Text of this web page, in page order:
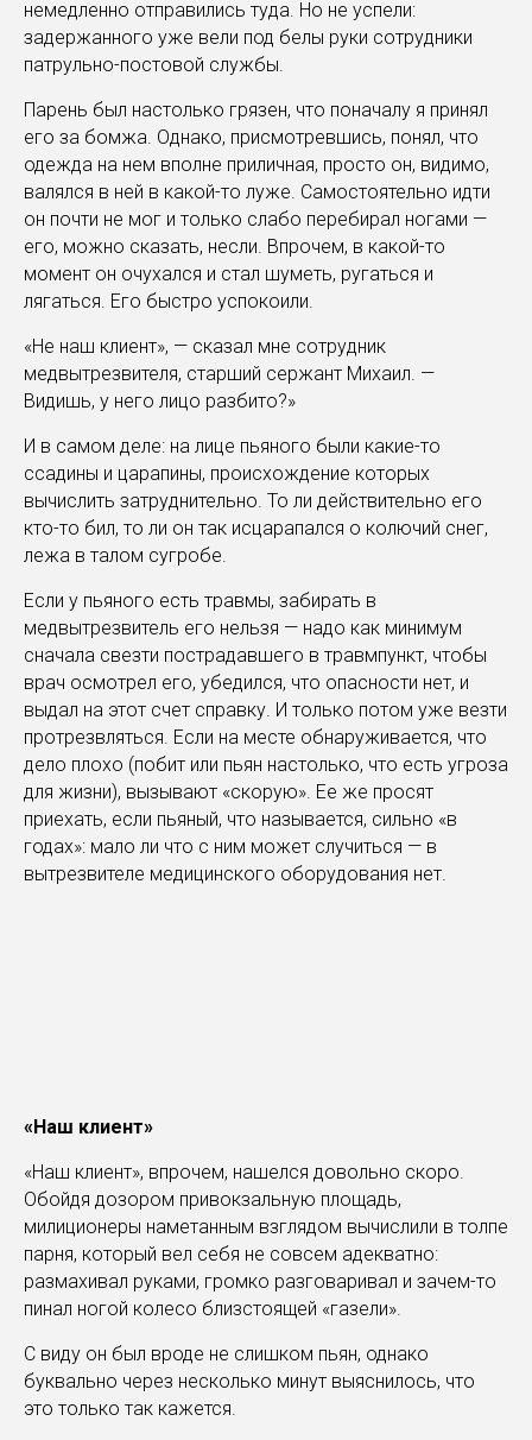
немедленно отправились туда. Но не успели:
задержанного уже вели под белы руки сотрудники
патрульно-постовой службы.
Парень был настолько грязен, что поначалу я принял
его за бомжа. Однако, присмотревшись, понял, что
одежда на нем вполне приличная, просто он, видимо,
валялся в ней в какой-то луже. Самостоятельно идти
он почти не мог и только слабо перебирал ногами —
его, можно сказать, несли. Впрочем, в какой-то
момент он очухался и стал шуметь, ругаться и
лягаться. Его быстро успокоили.
«Не наш клиент», — сказал мне сотрудник
медвытрезвителя, старший сержант Михаил. —
Видишь, у него лицо разбито?»
И в самом деле: на лице пьяного были какие-то
ссадины и царапины, происхождение которых
вычислить затруднительно. То ли действительно его
кто-то бил, то ли он так исцарапался о колючий снег,
лежа в талом сугробе.
Если у пьяного есть травмы, забирать в
медвытрезвитель его нельзя — надо как минимум
сначала свезти пострадавшего в травмпункт, чтобы
врач осмотрел его, убедился, что опасности нет, и
выдал на этот счет справку. И только потом уже везти
протрезвляться. Если на месте обнаруживается, что
дело плохо (побит или пьян настолько, что есть угроза
для жизни), вызывают «скорую». Ее же просят
приехать, если пьяный, что называется, сильно «в
годах»: мало ли что с ним может случиться — в
вытрезвителе медицинского оборудования нет.
«Наш клиент»
«Наш клиент», впрочем, нашелся довольно скоро.
Обойдя дозором привокзальную площадь,
милиционеры наметанным взглядом вычислили в толпе
парня, который вел себя не совсем адекватно:
размахивал руками, громко разговаривал и зачем-то
пинал ногой колесо близстоящей «газели».
С виду он был вроде не слишком пьян, однако
буквально через несколько минут выяснилось, что
это только так кажется.